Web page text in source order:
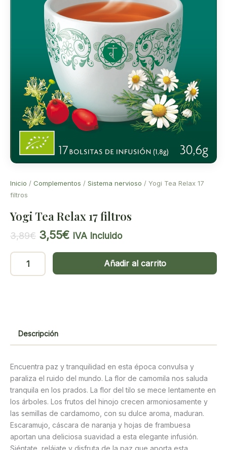
Inicio / Complementos / Sistema nervioso / Yogi Tea Relax 17
filtros
Yogi Tea Relax 17 filtros
3,89€ El
original
era:
3,55€ElIVA Incluido
Yogi
Añadir al carrito
Descripción
Encuentra paz y tranquilidad en esta época convulsa y
paraliza el ruido del mundo. La flor de camomila nos saluda
tranquila en los prados. La flor del tilo se mece lentamente en
los árboles. Los frutos del hinojo crecen armoniosamente y
las semillas de cardamomo, con su dulce aroma, maduran.
Escaramujo, cáscara de naranja y hojas de frambuesa
aportan una deliciosa suavidad a esta elegante infusión.
Siéntate, relájate y disfruta de la paz que aporta esta